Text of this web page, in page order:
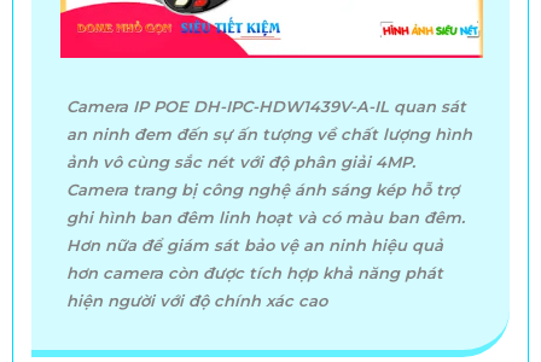
Camera IP POE DH-IPC-HDW1439V-A-IL quan sát
an ninh đem đến sự ấn tượng về chất lượng hình
ảnh vô cùng sắc nét với độ phân giải 4MP.
Camera trang bị công nghệ ánh sáng kép hỗ trợ
ghi hình ban đêm linh hoạt và có màu ban đêm.
Hơn nữa để giám sát bảo vệ an ninh hiệu quả
hơn camera còn được tích hợp khả năng phát
hiện người với độ chính xác cao